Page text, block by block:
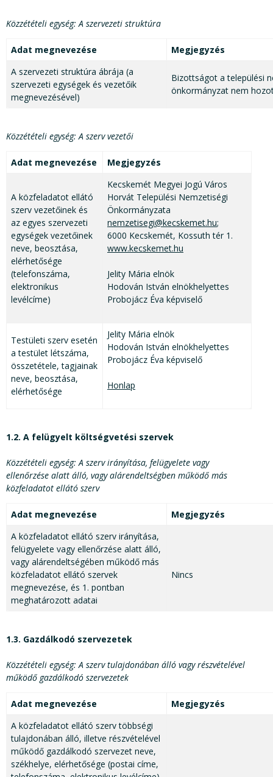
Közzétételi egység: A szervezeti struktúra
Adat megnevezése
Megjegyzés
A szervezeti struktúra ábrája (a
szervezeti egységek és vezetőik
megnevezésével)
Bizottságot a települési
önkormányzat nem
Közzétételi egység: A szerv vezetői
Adat megnevezése Megjegyzés
A közfeladatot ellátó
szerv vezetőinek és
az egyes szervezeti
egységek vezetőinek
neve, beosztása,
elérhetősége
(telefonszáma,
elektronikus
levélcíme)
Kecskemét Megyei Jogú Város
Horvát Települési Nemzetiségi
Önkormányzata
nemzetisegi@kecskemet.hu;
6000 Kecskemét, Kossuth tér 1.
www.kecskemet.hu
Jelity Mária elnök
Hodován István elnökhelyettes
Probojácz Éva képviselő
Testületi szerv esetén
a testület létszáma,
összetétele, tagjainak
neve, beosztása,
elérhetősége
Jelity Mária elnök
Hodován István elnökhelyettes
Probojácz Éva képviselő
Honlap
1.2. A felügyelt költségvetési szervek
Közzétételi egység: A szerv irányítása, felügyelete vagy
ellenőrzése alatt álló, vagy alárendeltségben működő más
közfeladatot ellátó szerv
Adat megnevezése
Megjegyzés
A közfeladatot ellátó szerv irányítása,
felügyelete vagy ellenőrzése alatt álló,
vagy alárendeltségében működő más
közfeladatot ellátó szervek
megnevezése, és 1. pontban
meghatározott adatai
Nincs
1.3. Gazdálkodó szervezetek
Közzétételi egység: A szerv tulajdonában álló vagy részvételével
működő gazdálkodó szervezetek
Adat megnevezése
Megjegyzés
A közfeladatot ellátó szerv többségi
tulajdonában álló, illetve részvételével
működő gazdálkodó szervezet neve,
székhelye, elérhetősége (postai címe,